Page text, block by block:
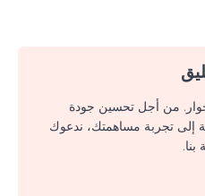
من أجل تحسين جودة
إلى تجربة مساهمتك، ندعوك